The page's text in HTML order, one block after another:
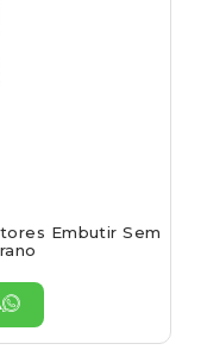
Embutir Sem